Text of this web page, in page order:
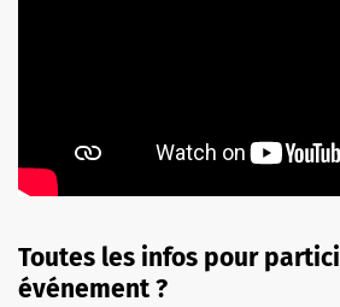
Toutes les infos pour
événement ?